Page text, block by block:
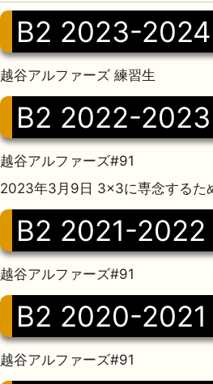
B2 2023-2024
越谷アルファーズ 練習生
B2 2022-2023
越谷アルファーズ#91
2023年3月9日 3×3に専念するた
B2 2021-2022
越谷アルファーズ#91
B2 2020-2021
越谷アルファーズ#91